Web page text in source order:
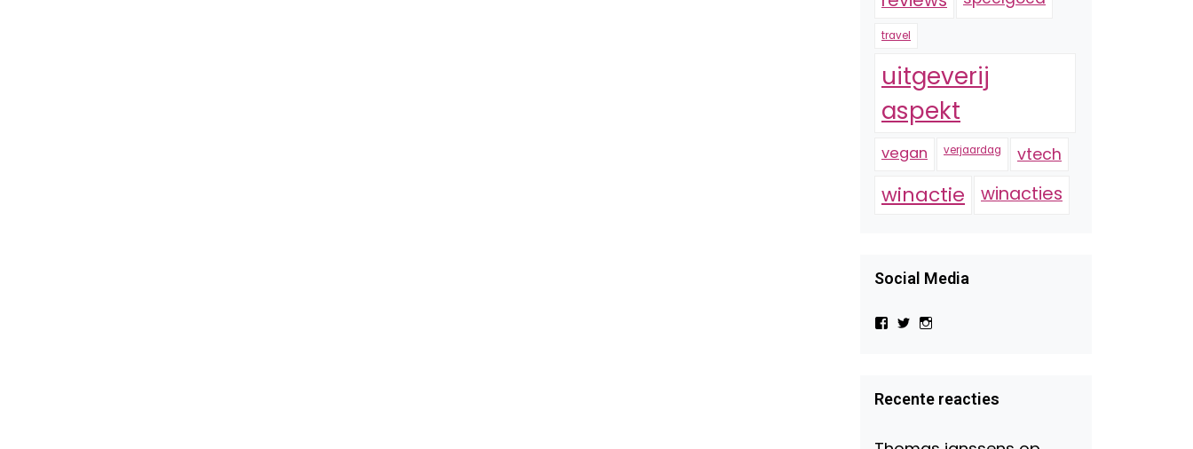
travel
uitgeverij
aspekt
vegan verjaardag vtech
winactie winacties
Social Media
Bekijk
Beauty-
147775071915783/?
Bekijk
op
Twitter
op
Instagram
Recente reacties